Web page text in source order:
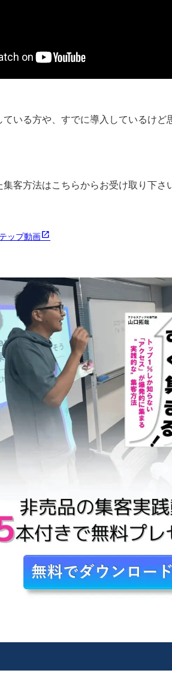
いる方や、すでに導入しているけ
客方法はこちらからお受け取り下さ
ップ動画